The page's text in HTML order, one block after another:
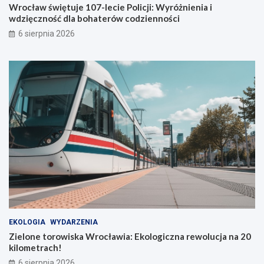
i
e
P
o
i
i
:
W
y
r
ó
n
i
e
n
i
i
w
w
i
a
:
k
o
g
i
c
z
n
r
e
w
o
l
c
j
Wrocław świętuje 107-lecie Policji: Wyróżnienia i
wdzięczność dla bohaterów codzienności
6 sierpnia 2026
EKOLOGIA WYDARZENIA
Zielone torowiska Wrocławia: Ekologiczna rewolucja na 20
kilometrach!